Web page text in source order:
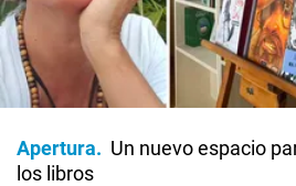
Apertura
Un nuevo espacio
los libros